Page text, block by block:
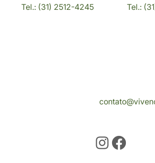
Tel.: (31) 2512-4245
Tel.:
Instagram Facebook